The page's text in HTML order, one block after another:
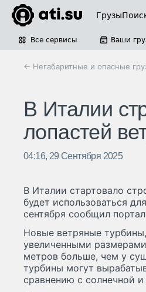
Грузы
Все сервисы Ваши
← Негабаритные и опасные
В Италии
лопастей
04:16, 29 Сентября 2025
В Италии стартовало
будет использоваться
сентября сообщил
Новые ветряные
увеличенными
метров больше, чем у
турбины могут
сравнению с солнечной